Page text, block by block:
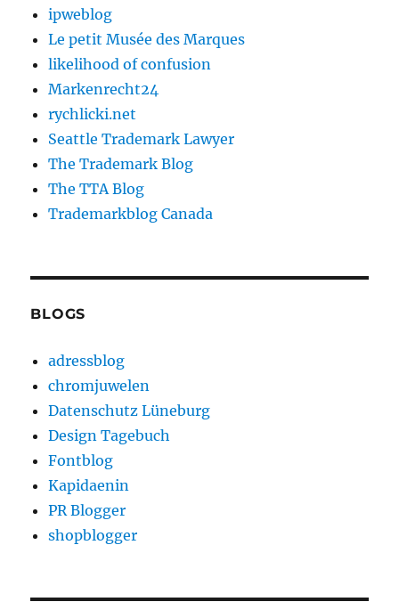
ipweblog
Le petit Musée des Marques
likelihood of confusion
Markenrecht24
rychlicki.net
Seattle Trademark Lawyer
The Trademark Blog
The TTA Blog
Trademarkblog Canada
BLOGS
adressblog
chromjuwelen
Datenschutz Lüneburg
Design Tagebuch
Fontblog
Kapidaenin
PR Blogger
shopblogger